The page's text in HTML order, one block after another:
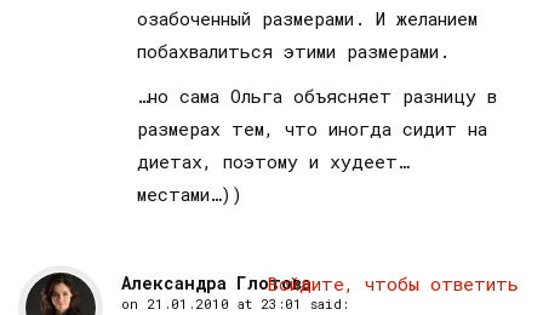
озабоченный размерами. И желанием
побахвалиться этими размерами.
…но сама Ольга объясняет разницу в
размерах тем, что иногда сидит на
диетах, поэтому и худеет…
местами…))
Александра Глотова
on 21.01.2010 at 23:01 said:
Войдите, чтобы ответить